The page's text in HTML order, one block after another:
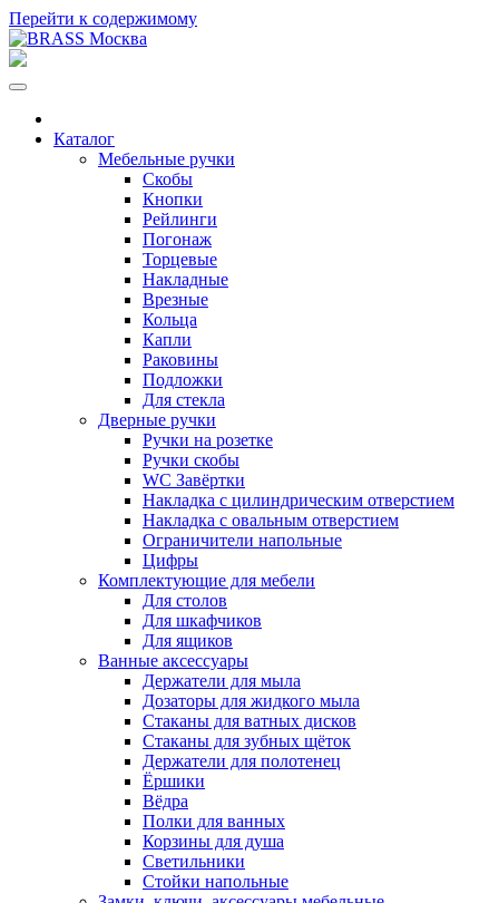
Перейти к содержимому
Каталог
Мебельные ручки
Скобы
Кнопки
Рейлинги
Погонаж
Торцевые
Накладные
Врезные
Кольца
Капли
Раковины
Подложки
Для стекла
Дверные ручки
Ручки на розетке
Ручки скобы
WC Завёртки
Накладка с цилиндрическим отверстием
Накладка с овальным отверстием
Ограничители напольные
Цифры
Комплектующие для мебели
Для столов
Для шкафчиков
Для ящиков
Ванные аксессуары
Держатели для мыла
Дозаторы для жидкого мыла
Стаканы для ватных дисков
Стаканы для зубных щёток
Держатели для полотенец
Ёршики
Вёдра
Полки для ванных
Корзины для душа
Светильники
Стойки напольные